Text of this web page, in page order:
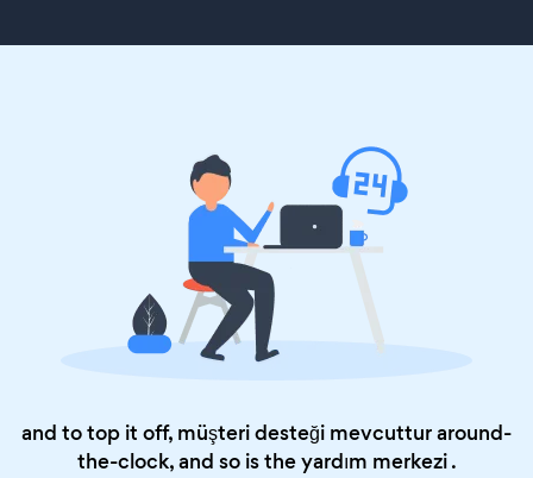
and to top it off, müşteri desteği mevcuttur around-
the-clock, and so is theyardım merkezi.